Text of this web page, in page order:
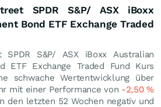
SPDR S&P/ ASX iBoxx
Bond ETF Exchange Traded
S&P/ ASX iBoxx Australian
ETF Exchange Traded Fund Kurs
schwache Wertentwicklung über
mit einer Performance von -2,50%
den letzten 52 Wochen negativ und